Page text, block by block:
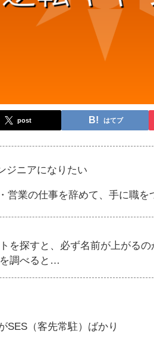
post はてブ
ジニアになりたい
営業の仕事を辞めて、手に職を
を探すと、必ず名前が上がるの
調べると…
SES（客先常駐）ばかり